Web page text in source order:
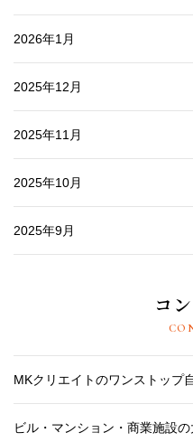
2026年1月
2025年12月
2025年11月
2025年10月
2025年9月
コ
MKクリエイトのワンストップ
ビル・マンション・商業施設